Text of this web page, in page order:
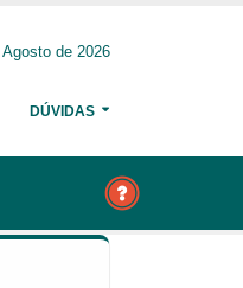
de 2026
DÚVIDAS